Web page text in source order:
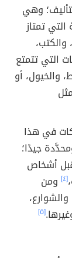
وهي
تمتاز
والكتب،
التي تتمتع
والخيول، أو
مثل
في هذا
جيدًا؛
أشخاص
[٤] ومن
[٥]